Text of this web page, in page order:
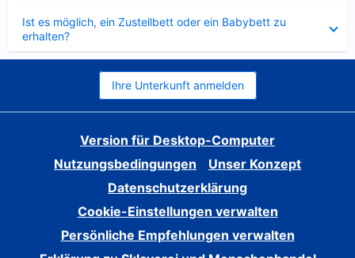
Ist es möglich, ein Zustellbett oder ein Babybett zu
erhalten?
Ihre Unterkunft anmelden
Version für Desktop-Computer
Nutzungsbedingungen
Unser Konzept
Datenschutzerklärung
Cookie-Einstellungen verwalten
Persönliche Empfehlungen verwalten